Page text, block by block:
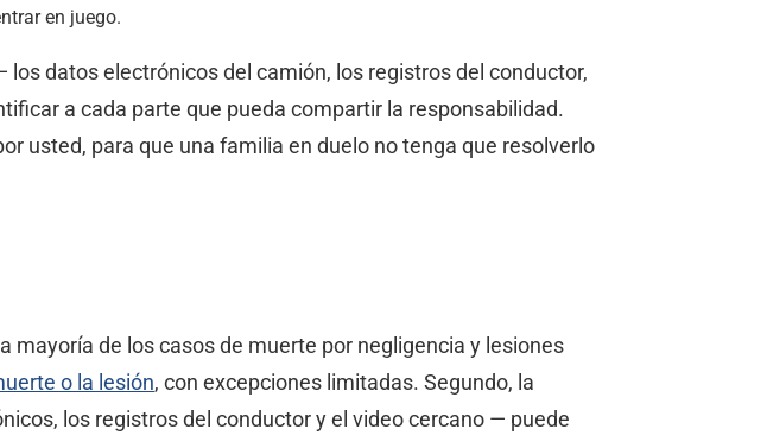
en juego.
datos electrónicos del camión, los registros del conductor,
a cada parte que pueda compartir la responsabilidad.
usted, para que una familia en duelo no tenga que resolverlo
mayoría de los casos de muerte por negligencia y lesiones
o la lesión, con excepciones limitadas. Segundo, la
los registros del conductor y el video cercano — puede